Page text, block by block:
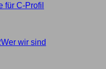
für C-Profil
Wer wir sind